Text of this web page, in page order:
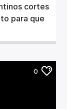
cortes
para que
0